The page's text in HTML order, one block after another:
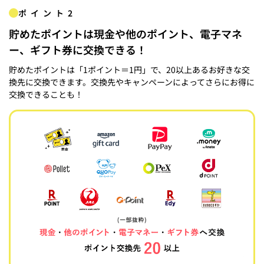
ポイント2
貯めたポイントは現金や他のポイント、電子マネ
ー、ギフト券に交換できる！
貯めたポイントは「1ポイント＝1円」で、20以上あるお好きな交
換先に交換できます。交換先やキャンペーンによってさらにお得に
交換できることも！